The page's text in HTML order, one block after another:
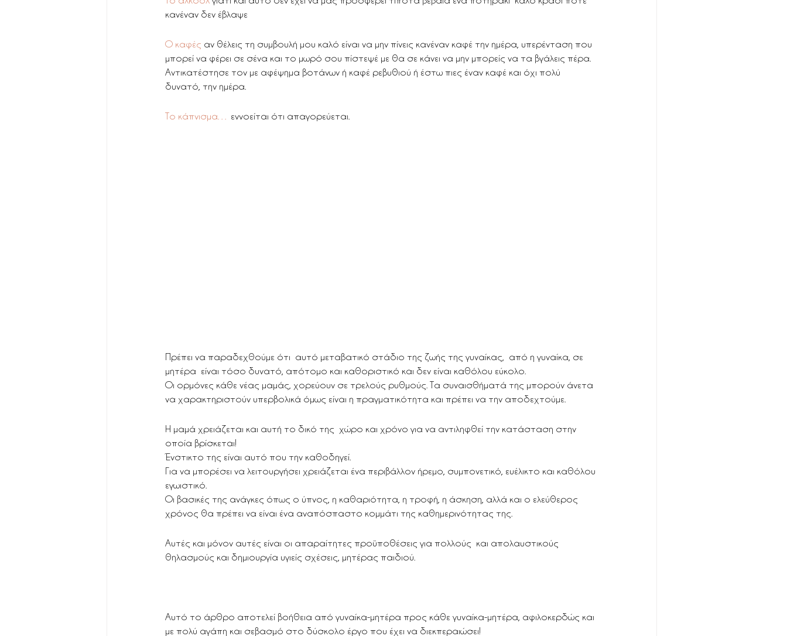
κανέναν δεν έβλαψε
Ο καφές αν θέλεις τη συμβουλή μου καλό είναι να μην πίνεις κανέναν καφέ την ημέρα, υπερένταση που
μπορεί να φέρει σε σένα και το μωρό σου πίστεψέ με θα σε κάνει να μην μπορείς να τα βγάλεις πέρα.
Αντικατέστησε τον με αφέψημα βοτάνων ή καφέ ρεβυθιού ή έστω πιες έναν καφέ και όχι πολύ
δυνατό, την ημέρα.
Το κάπνισμα… εννοείται ότι απαγορεύεται.
Πρέπει να παραδεχθούμε ότι  αυτό μεταβατικό στάδιο της ζωής της γυναίκας,  από η γυναίκα, σε
μητέρα  είναι τόσο δυνατό, απότομο και καθοριστικό και δεν είναι καθόλου εύκολο.
Οι ορμόνες κάθε νέας μαμάς, χορεύουν σε τρελούς ρυθμούς. Τα συναισθήματά της μπορούν άνετα
να χαρακτηριστούν υπερβολικά όμως είναι η πραγματικότητα και πρέπει να την αποδεχτούμε.
Η μαμά χρειάζεται και αυτή το δικό της  χώρο και χρόνο για να αντιληφθεί την κατάσταση στην
οποία βρίσκεται!
Ένστικτο της είναι αυτό που την καθοδηγεί.
Για να μπορέσει να λειτουργήσει χρειάζεται ένα περιβάλλον ήρεμο, συμπονετικό, ευέλικτο και καθόλου
εγωιστικό.
Οι βασικές της ανάγκες όπως ο ύπνος, η καθαριότητα, η τροφή, η άσκηση, αλλά και ο ελεύθερος
χρόνος θα πρέπει να είναι ένα αναπόσπαστο κομμάτι της καθημερινότητας της.
Αυτές και μόνον αυτές είναι οι απαραίτητες προϋποθέσεις για πολλούς  και απολαυστικούς
θηλασμούς και δημιουργία υγιείς σχέσεις, μητέρας παιδιού.
Αυτό το άρθρο αποτελεί βοήθεια από γυναίκα-μητέρα προς κάθε γυναίκα-μητέρα, αφιλοκερδώς και
με πολύ αγάπη και σεβασμό στο δύσκολο έργο που έχει να διεκπεραιώσει!